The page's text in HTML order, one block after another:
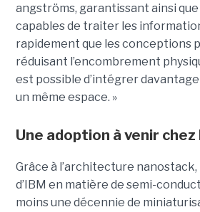
angströms, garantissant ainsi
capables de traiter les
rapidement que les conceptions
réduisant l’encombrement
est possible d’intégrer
un même espace. »
Une adoption à venir
Grâce à l’architecture
d’IBM en matière de semi-
moins une décennie de